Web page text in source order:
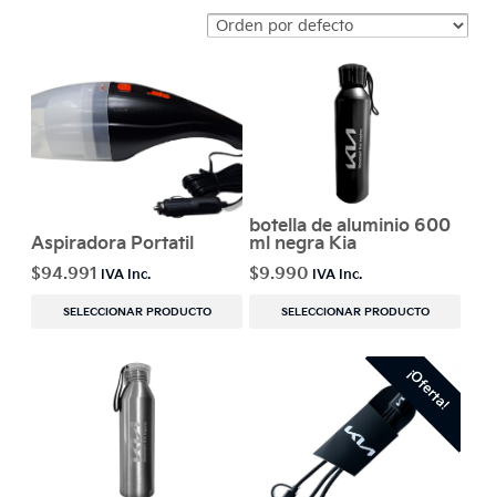
Aspiradora Portatil
$94.991
SELECCIONAR PRODUCTO
botella de aluminio 600
ml negra Kia
$9.990
SELECCIONAR PRODUCTO
¡Oferta!